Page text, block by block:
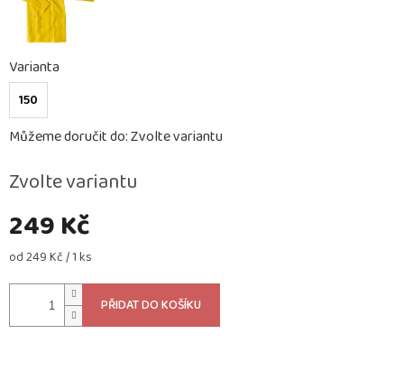
249 Kč
Měrná
od 249 Kč / 1 ks
Zvolte variantu
Varianta
150
Můžeme doručit do:Zvolte variantu
PŘIDAT DO KOŠÍKU